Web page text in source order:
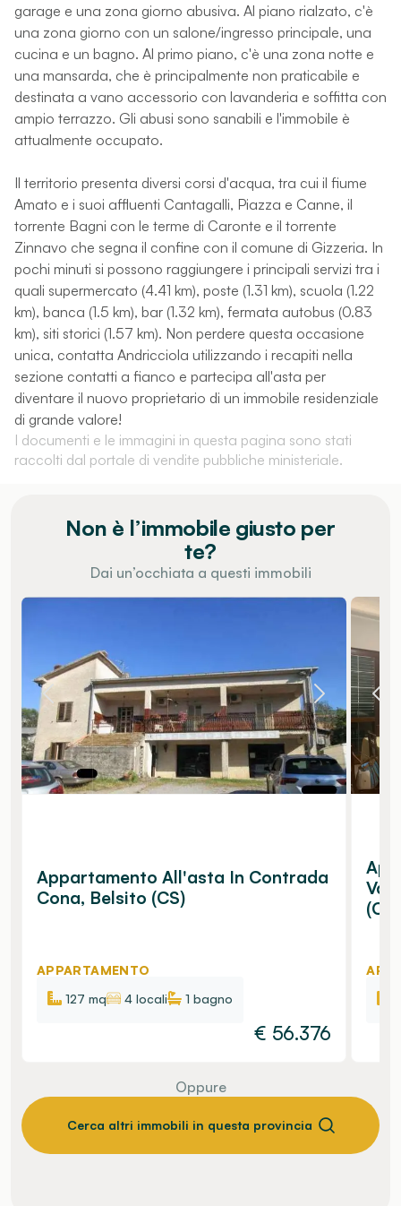
garage e una zona giorno abusiva. Al piano rialzato, c'è
una zona giorno con un salone/ingresso principale, una
cucina e un bagno. Al primo piano, c'è una zona notte e
una mansarda, che è principalmente non praticabile e
destinata a vano accessorio con lavanderia e soffitta con
ampio terrazzo. Gli abusi sono sanabili e l'immobile è
attualmente occupato.
Il territorio presenta diversi corsi d'acqua, tra cui il fiume
Amato e i suoi affluenti Cantagalli, Piazza e Canne, il
torrente Bagni con le terme di Caronte e il torrente
Zinnavo che segna il confine con il comune di Gizzeria. In
pochi minuti si possono raggiungere i principali servizi tra i
quali supermercato (4.41 km), poste (1.31 km), scuola (1.22
km), banca (1.5 km), bar (1.32 km), fermata autobus (0.83
km), siti storici (1.57 km). Non perdere questa occasione
unica, contatta Andricciola utilizzando i recapiti nella
sezione contatti a fianco e partecipa all'asta per
diventare il nuovo proprietario di un immobile residenziale
di grande valore!
I documenti e le immagini in questa pagina sono stati
raccolti dal portale di vendite pubbliche ministeriale.
Non è l’immobile giusto per
te?
Dai un’occhiata a questi immobili
Appartamento All'asta In Contrada
Cona, Belsito (CS)
APPARTAMENTO
127 mq
4 locali 1 bagno
€ 56.376
(CS)
Oppure
Cerca altri immobili in questa provincia